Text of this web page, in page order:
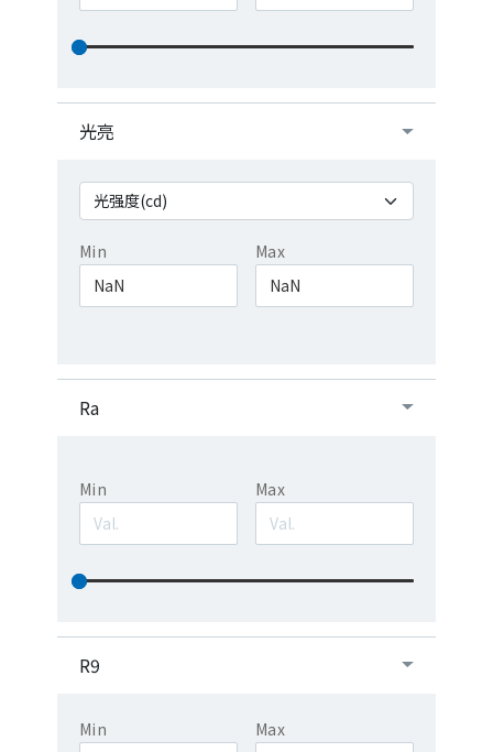
光亮
Min Max
Ra
Min Max
R9
Min Max